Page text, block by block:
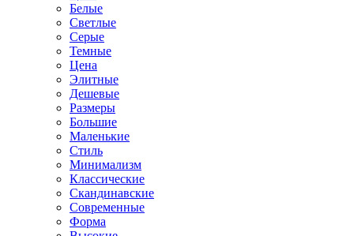
Белые
Светлые
Серые
Темные
Цена
Элитные
Дешевые
Размеры
Большие
Маленькие
Стиль
Минимализм
Классические
Скандинавские
Современные
Форма